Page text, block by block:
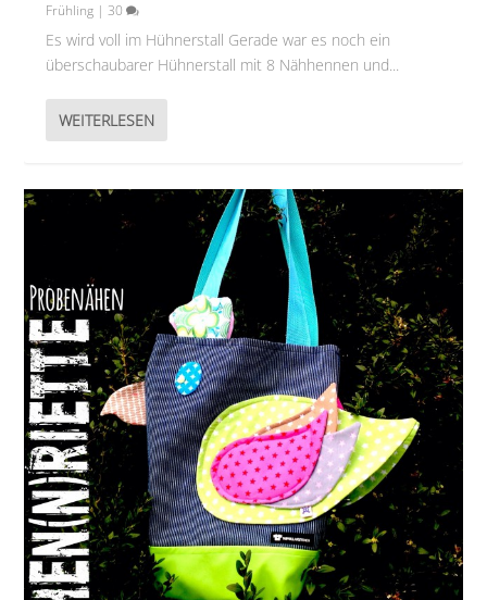
Frühling |30
Es wird voll im Hühnerstall Gerade war es noch ein
überschaubarer Hühnerstall mit 8 Nähhennen und...
WEITERLESEN